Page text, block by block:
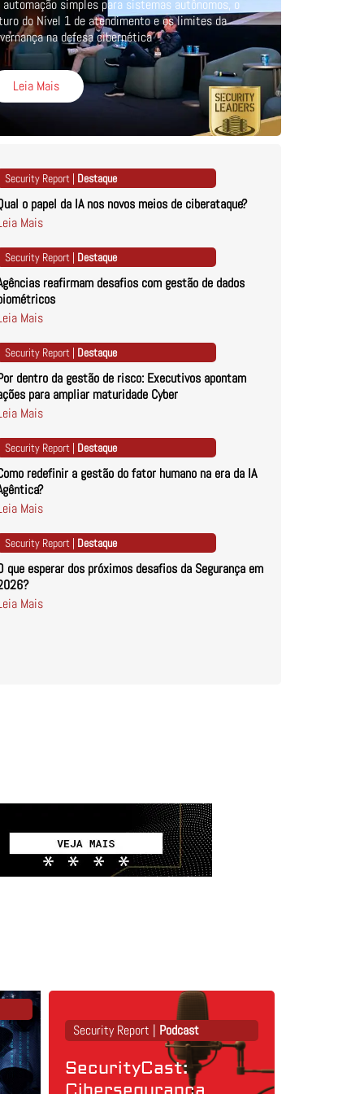
automação simples para sistemas autônomos, o
do Nível 1 de atendimento e os limites da
na defesa cibernética
Leia Mais
Security Report | Destaque
o papel da IA nos novos meios de ciberataque?
Mais
Security Report | Destaque
reafirmam desafios com gestão de dados
Mais
Security Report | Destaque
dentro da gestão de risco: Executivos apontam
para ampliar maturidade Cyber
Mais
Security Report | Destaque
redefinir a gestão do fator humano na era da IA
Mais
Security Report | Destaque
que esperar dos próximos desafios da Segurança em
Mais
Security Report | Podcast
SecurityCast: